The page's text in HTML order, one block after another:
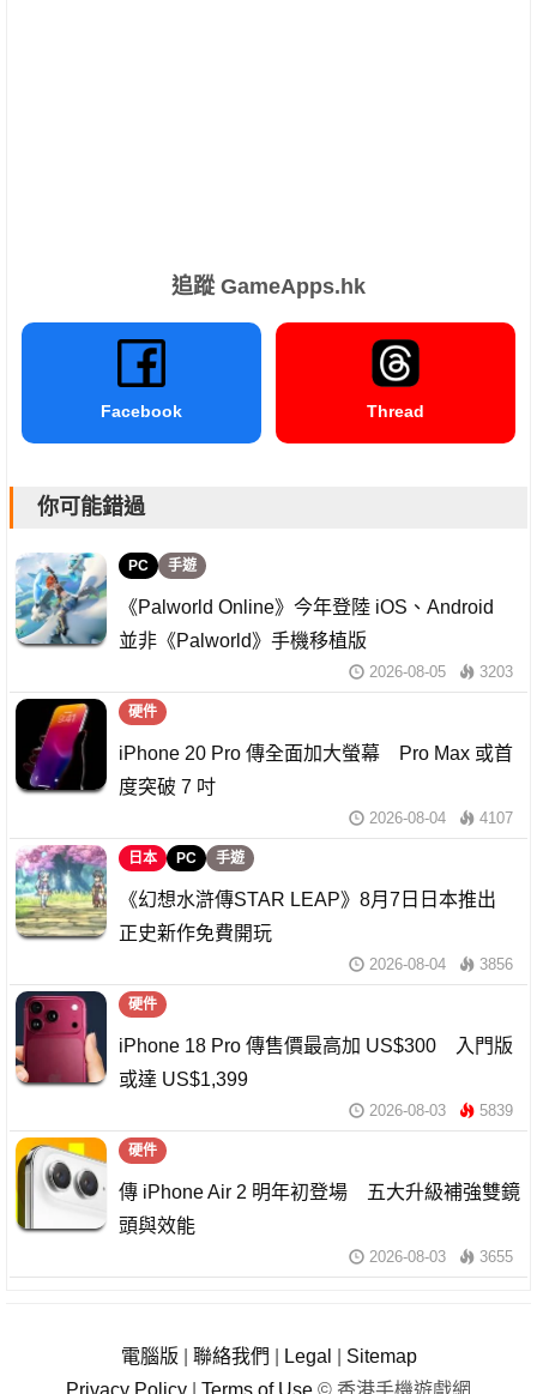
追蹤 GameApps.hk
Facebook Thread
你可能錯過
PC 手遊
《Palworld Online》今年登陸 iOS、Android
並非《Palworld》手機移植版
2026-08-05 3203
硬件
iPhone 20 Pro 傳全面加大螢幕 Pro Max 或首
度突破 7 吋
2026-08-04 4107
日本 PC 手遊
《幻想水滸傳STAR LEAP》8月7日日本推出
正史新作免費開玩
2026-08-04 3856
硬件
iPhone 18 Pro 傳售價最高加 US$300 入門版
或達 US$1,399
2026-08-03 5839
硬件
傳 iPhone Air 2 明年初登場 五大升級補強雙鏡
頭與效能
2026-08-03 3655
電腦版 聯絡我們 Legal
Sitemap